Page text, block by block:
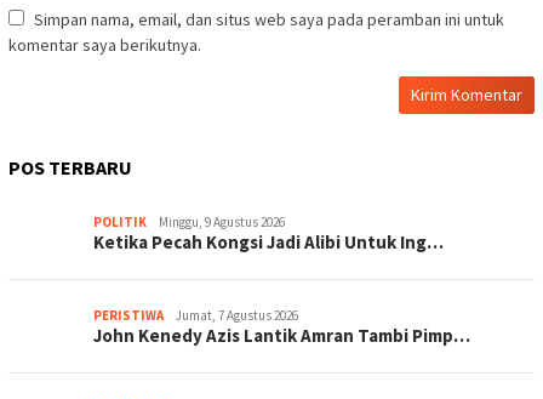
Simpan nama, email, dan situs web saya pada peramban ini untuk
komentar saya berikutnya.
POS TERBARU
POLITIK Minggu, 9 Agustus 2026
Ketika Pecah Kongsi Jadi Alibi Untuk Ing…
PERISTIWA Jumat, 7 Agustus 2026
John Kenedy Azis Lantik Amran Tambi Pimp…